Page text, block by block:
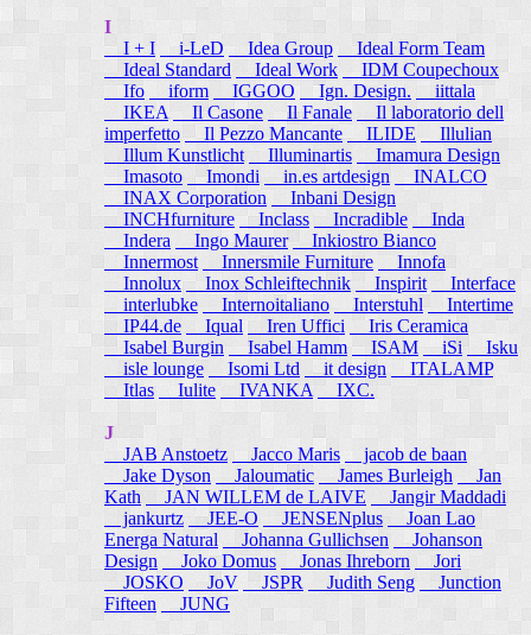
I
I + I
i-LeD Idea Group
Ideal Form Team
Ideal Standard
Ideal Work
IDM Coupechoux
Ifo
iform IGGOO Ign. Design.
iittala
IKEA
Il Casone Il Fanale
Il laboratorio dell
imperfetto
Il Pezzo Mancante ILIDE
Illulian
Illum Kunstlicht
Illuminartis
Imamura Design
Imasoto
Imondi in.es artdesign
INALCO
INAX Corporation
Inbani Design
INCHfurniture
Inclass Incradible
Inda
Indera
Ingo Maurer
Inkiostro Bianco
Innermost
Innersmile Furniture
Innofa
Innolux
Inox Schleiftechnik Inspirit
Interface
interlubke
Internoitaliano Interstuhl
Intertime
IP44.de
Iqual Iren Uffici
Iris Ceramica
Isabel Burgin
Isabel Hamm ISAM iSi Isku
isle lounge
Isomi Ltd it design
ITALAMP
Itlas
Iulite IVANKA IXC.
J
JAB Anstoetz
Jacco Maris
jacob de baan
Jake Dyson
Jaloumatic James Burleigh
Jan
Kath
JAN WILLEM de LAIVE
Jangir Maddadi
jankurtz JEE-O JENSENplus
Joan Lao
Energa Natural
Johanna Gullichsen
Johanson
Design
Joko Domus Jonas Ihreborn
Jori
JOSKO
JoV JSPR Judith Seng
Junction
Fifteen
JUNG